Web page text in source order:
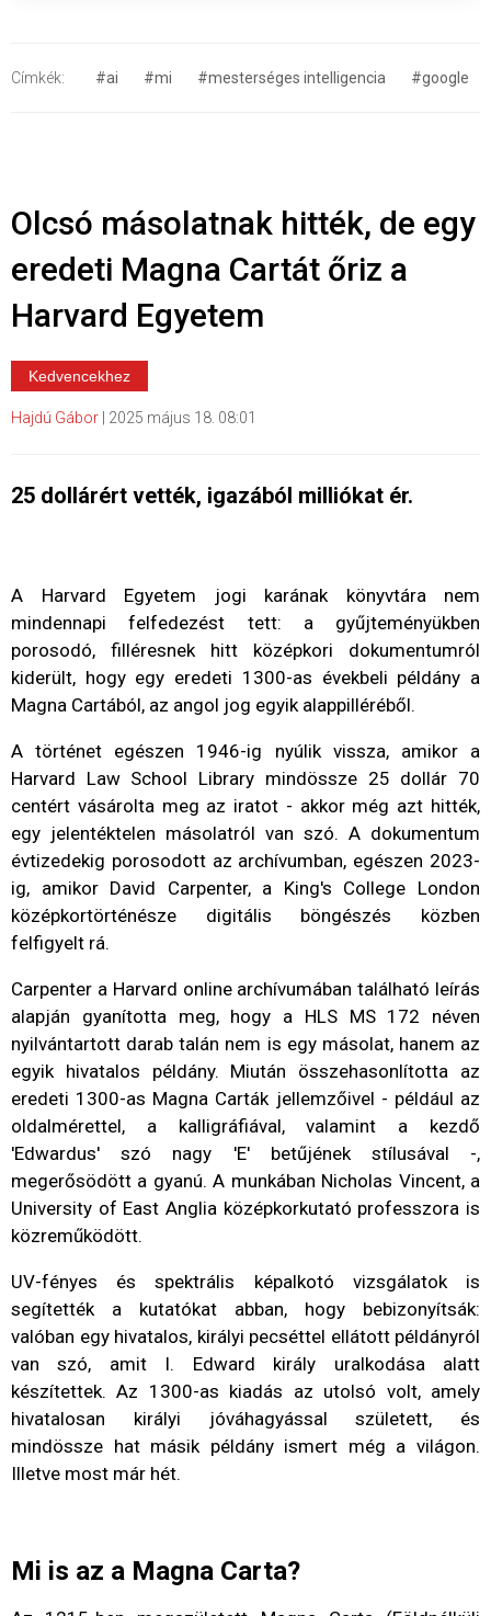
Címkék: #ai #mi #mesterséges intelligencia #google
Olcsó másolatnak hitték, de egy
eredeti Magna Cartát őriz a
Harvard Egyetem
Kedvencekhez
Hajdú Gábor 2025 május 18. 08:01
25 dollárért vették, igazából milliókat ér.
A Harvard Egyetem jogi karának könyvtára nem
mindennapi felfedezést tett: a gyűjteményükben
porosodó, filléresnek hitt középkori dokumentumról
kiderült, hogy egy eredeti 1300-as évekbeli példány a
Magna Cartából, az angol jog egyik alappilléréből.
A történet egészen 1946-ig nyúlik vissza, amikor a
Harvard Law School Library mindössze 25 dollár 70
centért vásárolta meg az iratot - akkor még azt hitték,
egy jelentéktelen másolatról van szó. A dokumentum
évtizedekig porosodott az archívumban, egészen 2023-
ig, amikor David Carpenter, a King's College London
középkortörténésze digitális böngészés közben
felfigyelt rá.
Carpenter a Harvard online archívumában található leírás
alapján gyanította meg, hogy a HLS MS 172 néven
nyilvántartott darab talán nem is egy másolat, hanem az
egyik hivatalos példány. Miután összehasonlította az
eredeti 1300-as Magna Carták jellemzőivel - például az
oldalmérettel, a kalligráfiával, valamint a kezdő
'Edwardus' szó nagy 'E' betűjének stílusával -,
megerősödött a gyanú. A munkában Nicholas Vincent, a
University of East Anglia középkorkutató professzora is
közreműködött.
UV-fényes és spektrális képalkotó vizsgálatok is
segítették a kutatókat abban, hogy bebizonyítsák:
valóban egy hivatalos, királyi pecséttel ellátott példányról
van szó, amit I. Edward király uralkodása alatt
készítettek. Az 1300-as kiadás az utolsó volt, amely
hivatalosan királyi jóváhagyással született, és
mindössze hat másik példány ismert még a világon.
Illetve most már hét.
Mi is az a Magna Carta?